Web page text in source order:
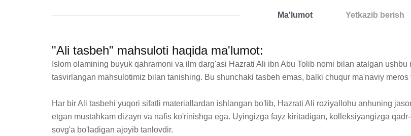
Ma'lumot Yetkazib berish
"Ali tasbeh" mahsuloti haqida ma'lumot:
Islom olamining buyuk qahramoni va ilm darg'asi Hazrati Ali ibn Abu Tolib nomi bilan atalgan
tasvirlangan mahsulotimiz bilan tanishing. Bu shunchaki tasbeh emas, balki chuqur ma'naviy meros
Har bir Ali tasbehi yuqori sifatli materiallardan ishlangan bo'lib, Hazrati Ali roziyallohu anhuning
etgan mustahkam dizayn va nafis ko'rinishga ega. Uyingizga fayz kiritadigan, kolleksiyangizga
sovg'a bo'ladigan ajoyib tanlovdir.